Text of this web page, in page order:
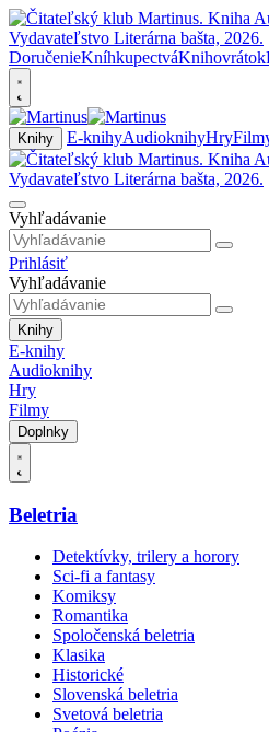
DoručenieKníhkupectváKnihovrátok
Knihy E-knihyAudioknihyHry
Vyhľadávanie
Prihlásiť
Vyhľadávanie
Knihy
E-knihy
Audioknihy
Hry
Filmy
Doplnky
Beletria
Detektívky, trilery a horory
Sci-fi a fantasy
Komiksy
Romantika
Spoločenská beletria
Klasika
Historické
Slovenská beletria
Svetová beletria